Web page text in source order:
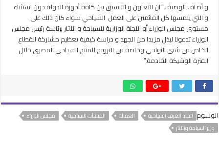
و أضاف الوصيف “ان التعاون و التنسيق بين كافة أجهزة الدولة دون استثناء
و التي يلمسها كل القائمين على العمل السياحي سواء كان ذلك على
مستوى مجلس الوزراء أو اللجنة الوزارية للسياحة و الآثار برئاسة رئيس مجلس
الوزراء تدعونا لبذل مزيدا من الجهد و دراسة كيفية تعظيم مشاركة القطاع
الخاص في شتى النواحي وخاصة في الترويج للمنتج السياحي المصري خلال
الفترة الوشيكة القادمة.”
الوسوم اتحاد الغرف السياحية العمالة المنشآت السياحية
مجلس الوزراء
وزير السياحة والآثار